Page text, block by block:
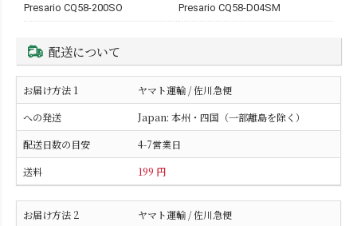
Presario CQ58-200SO Presario CQ58-D04SM
配送について
ヤマト運輸 / 佐川急便
Japan: 本州・四国（一部離島を除く）
4-7営業日
199 円
ヤマト運輸 / 佐川急便